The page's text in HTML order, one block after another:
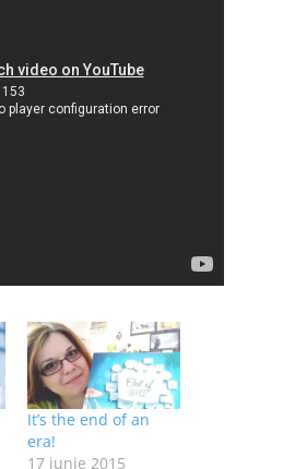
It’s the end of an
era!
17 iunie 2015